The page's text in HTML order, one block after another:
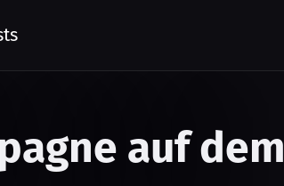
auf dem